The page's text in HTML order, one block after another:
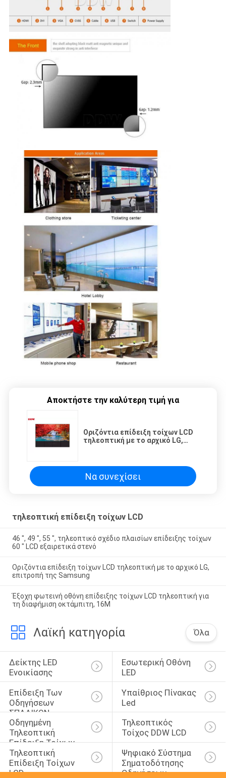
Αποκτήστε την καλύτερη τιμή για
Οριζόντια επίδειξη τοίχων LCD
τηλεοπτική με το αρχικό LG,
Να συνεχίσει
τηλεοπτική επίδειξη τοίχων LCD
46 ″, 49 ″, 55 ″, τηλεοπτικό σχέδιο πλαισίων επίδειξης τοίχων
60 ″ LCD εξαιρετικά στενό
Οριζόντια επίδειξη τοίχων LCD τηλεοπτική με το αρχικό LG,
επιτροπή της Samsung
Έξοχη φωτεινή οθόνη επίδειξης τοίχων LCD τηλεοπτική για
τη διαφήμιση οκτάμπιτη, 16M
Λαϊκή κατηγορία Όλα
Δείκτης LED
Ενοικίασης
Εσωτερική Οθόνη
LED
Επίδειξη Των
Οδηγήσεων
ΣΠΑΔΙΚΩΝ
Υπαίθριος Πίνακας
Led
Οδηγημένη
Τηλεοπτική
Επίδειξη Τοίχων
Τηλεοπτικός
Τοίχος DDW LCD
Τηλεοπτική
Επίδειξη Τοίχων
LCD
Ψηφιακό Σύστημα
Σηματοδότησης
Οδηγήσεων